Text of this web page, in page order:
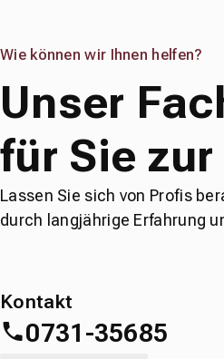
Wie können wir Ihnen helfen?
Unser
für Sie
Lassen Sie sich von Profis
durch langjährige Erfahrung
Kontakt
0731-35685